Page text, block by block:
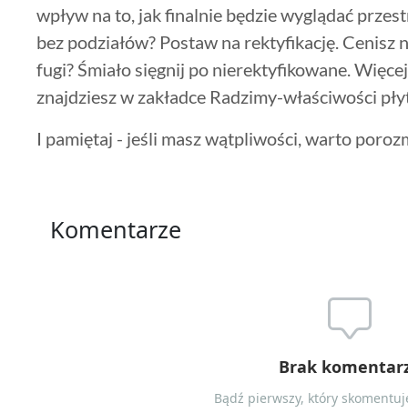
wpływ na to, jak finalnie będzie wyglądać
bez podziałów? Postaw na rektyfikację. Cenisz
fugi? Śmiało sięgnij po nierektyfikowane.
znajdziesz w zakładce Radzimy-właściwości
I pamiętaj - jeśli masz wątpliwości, warto
Komentarze
Brak
Bądź pierwszy, który